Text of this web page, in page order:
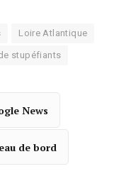
Loire Atlantique
stupéfiants
News
de bord